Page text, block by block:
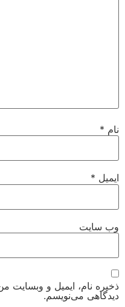
نام *
ایمیل *
وب‌ سایت
ذخیره نام، ایمیل و وبسایت
دیدگاهی می‌نویسم.